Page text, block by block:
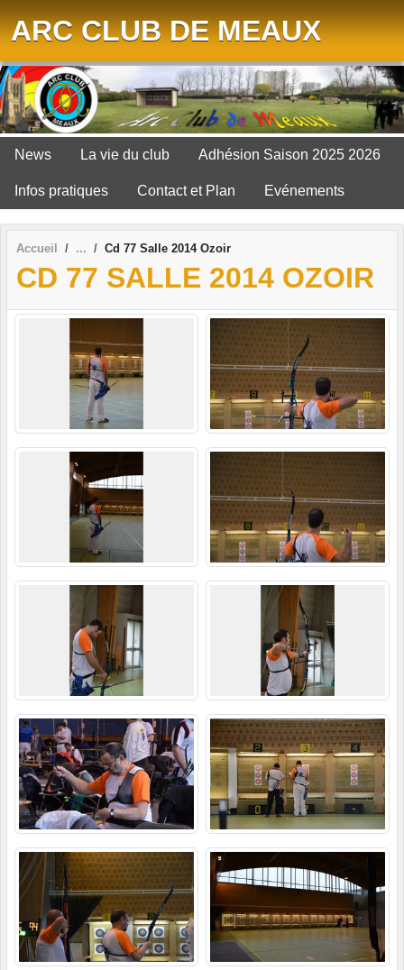
ARC CLUB DE MEAUX
News La vie du club Adhésion Saison 2025 2026
Infos pratiques Contact et Plan Evénements
Accueil Cd 77 Salle 2014 Ozoir
CD 77 SALLE 2014 OZOIR